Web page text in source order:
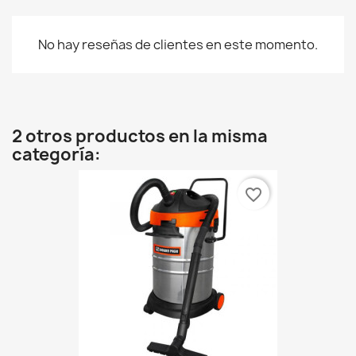
No hay reseñas de clientes en este momento.
2 otros productos en la misma
categoría:
favorite_border